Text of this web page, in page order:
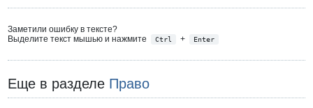
Заметили ошибку в тексте?
Выделите текст мышью и нажмите
Ctrl + Enter
Еще в разделе Право